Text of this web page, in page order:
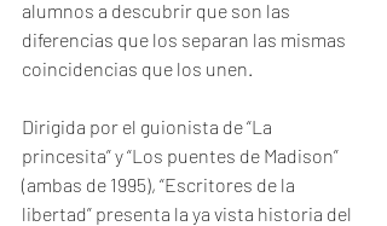
alumnos a descubrir que son las
diferencias que los separan las mismas
coincidencias que los unen.
Dirigida por el guionista de “La
princesita” y “Los puentes de Madison”
(ambas de 1995), “Escritores de la
libertad” presenta la ya vista historia del